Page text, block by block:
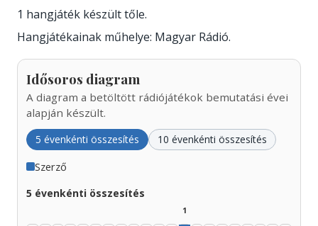
1 hangjáték készült tőle.
Hangjátékainak műhelye: Magyar Rádió.
Idősoros diagram
A diagram a betöltött rádiójátékok bemutatási évei
alapján készült.
5 évenkénti összesítés 10 évenkénti összesítés
Szerző
5 évenkénti összesítés
1